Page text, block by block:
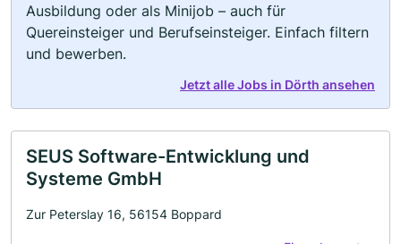
Ausbildung oder als Minijob – auch für
Quereinsteiger und Berufseinsteiger. Einfach filtern
und bewerben.
Jetzt alle Jobs in Dörth ansehen
SEUS Software-Entwicklung und
Systeme GmbH
Zur Peterslay 16, 56154 Boppard